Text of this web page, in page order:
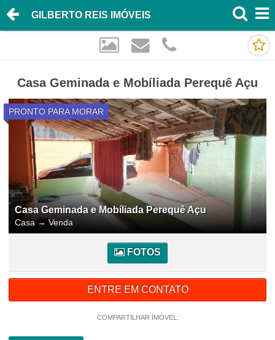
GILBERTO REIS IMÓVEIS
Casa Geminada e Mobíliada Perequê Açu
PRONTO PARA MORAR
Casa Geminada e Mobíliada Perequê Açu
Casa→ Venda
FOTOS
ENTRE EM CONTATO
COMPARTILHAR IMÓVEL: